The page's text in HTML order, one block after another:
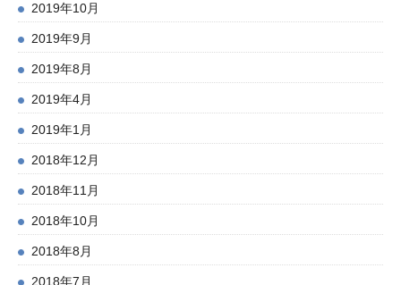
2019年10月
2019年9月
2019年8月
2019年4月
2019年1月
2018年12月
2018年11月
2018年10月
2018年8月
2018年7月